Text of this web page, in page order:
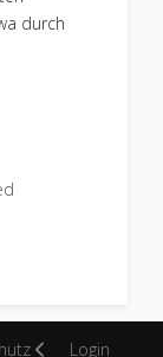
durch
Login